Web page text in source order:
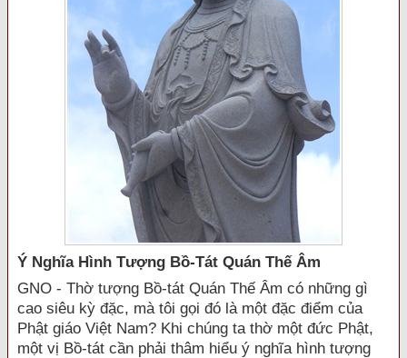
Ý Nghĩa Hình Tượng Bồ-Tát Quán Thế Âm
GNO - Thờ tượng Bồ-tát Quán Thế Âm có những gì
cao siêu kỳ đặc, mà tôi gọi đó là một đặc điểm của
Phật giáo Việt Nam? Khi chúng ta thờ một đức Phật,
một vị Bồ-tát cần phải thâm hiểu ý nghĩa hình tượng